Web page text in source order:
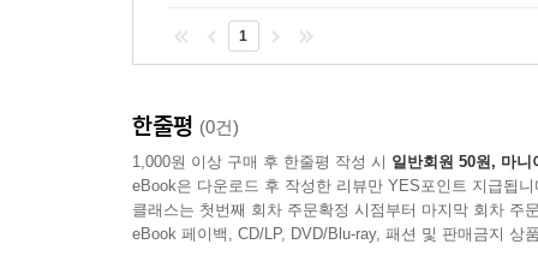
시인 로버트 로웰은, 첫 번째 아내이며 작가인
이상적인 제목은 존재하는가
20세기 초 출판인들 사이에서는 “가장 이상적인
예는 '링컨의 의사의 개’. 한참 세월이 지난 뒤
1
한줄평 (0건)
1,000원 이상 구매 후 한줄평 작성 시 일반회원 50원, 마니
eBook은 다운로드 후 작성한 리뷰만 YES포인트 지급됩니
클래스는 첫번째 회차 주문확정 시점부터 마지막 회차 주
eBook 페이백, CD/LP, DVD/Blu-ray, 패션 및 판매금지 상